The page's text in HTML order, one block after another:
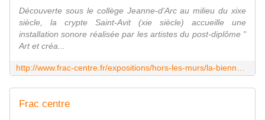
Découverte sous le collège Jeanne-d'Arc au milieu du xixe
siècle, la crypte Saint-Avit (xie siècle) accueille une
installation sonore réalisée par les artistes du post-diplôme "
Art et créa...
Frac centre